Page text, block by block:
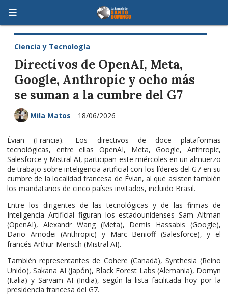
Directivos de OpenAI, Meta,
Google, Anthropic y ocho más
se suman a la cumbre del G7
Ciencia y Tecnología
18/06/2026
Mila Matos
Évian (Francia).- Los directivos de doce plataformas
tecnológicas, entre ellas OpenAI, Meta, Google, Anthropic,
Salesforce y Mistral AI, participan este miércoles en un almuerzo
de trabajo sobre inteligencia artificial con los líderes del G7 en su
cumbre de la localidad francesa de Évian, al que asisten también
los mandatarios de cinco países invitados, incluido Brasil.
Entre los dirigentes de las tecnológicas y de las firmas de
Inteligencia Artificial figuran los estadounidenses Sam Altman
(OpenAI), Alexandr Wang (Meta), Demis Hassabis (Google),
Dario Amodei (Anthropic) y Marc Benioff (Salesforce), y el
francés Arthur Mensch (Mistral AI).
También representantes de Cohere (Canadá), Synthesia (Reino
Unido), Sakana AI (Japón), Black Forest Labs (Alemania), Domyn
(Italia) y Sarvam AI (India), según la lista facilitada hoy por la
presidencia francesa del G7.